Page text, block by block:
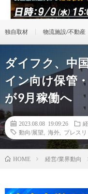
独自取材 物流施設/不動産
ダイフク、中
イン向け保管
が9月稼働へ
2023.08.08 19:09:26
動向/展望
海外 プレス
HOME 経営/業界動向